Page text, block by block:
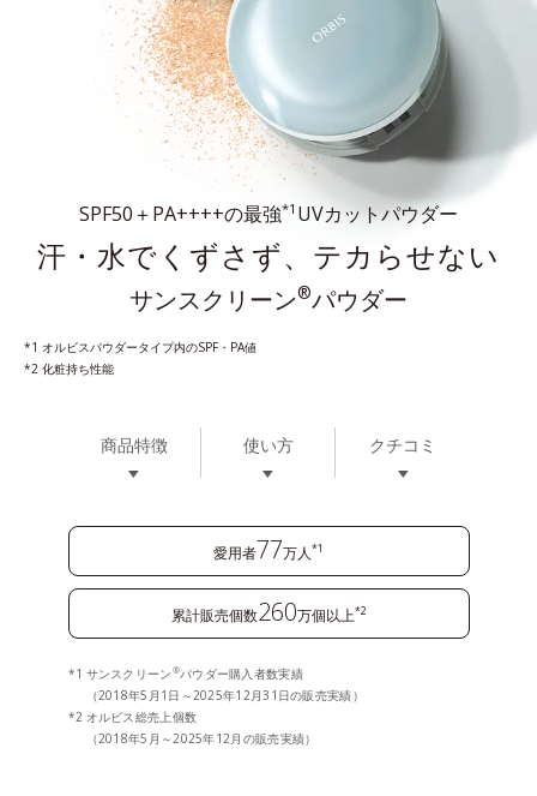
SPF50＋PA++++の最強*1 UVカットパウダー
汗・水でくずさず、テカらせない
サンスクリーン®パウダー
*1 オルビスパウダータイプ内のSPF・PA値
*2 化粧持ち性能
商品特徴 使い方 クチコミ
愛用者77万人*1
累計販売個数260万個以上*2
サンスクリーン ®パウダー購入者数実績
（2018年5月1日～2025年12月31日の販売実績）
オルビス総売上個数
（2018年5月～2025年12月の販売実績）